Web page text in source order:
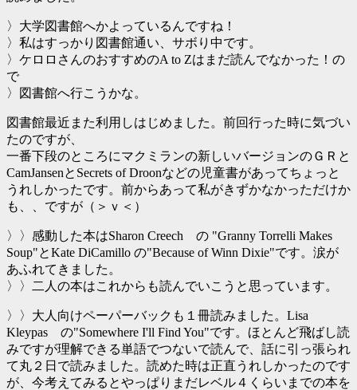
〉大学図書館へかよっているんですね！
〉私はすっかり図書館通い、サボり中です。
〉ケロロさんのおすすめのA to Zはまだ読んでなかった！の
で
〉図書館へ行こうかな。
図書館最近また利用しはじめました。前回行った時に気づい
たのですが、
一番下段のところにマクミランの新しいバージョンのＧＲと
CamJansenとSecrets of Droonなどの児童書があってちょっと
うれしかったです。前からあって私がきずかなかっただけか
も、、ですが（＞ｖ＜）
〉〉感動した本はSharon Creech の "Granny Torrelli Makes
Soup"とKate DiCamillo の"Because of Winn Dixie"です。涙が
あふれてきました。
〉〉二人の本はこれからも読んでいこうと思っています。
〉〉大人向けペーパーバックも１冊読みました。Lisa
Kleypas の"Somewhere I'll Find You"です。ほとんど飛ばし読
みですが理解できる単語でつないで読んで、話に引っ張られ
て丸２日で読みました。読めた時は正直うれしかったのです
が、今考えてみるとやっぱりまだレベル４くらいまでの本を